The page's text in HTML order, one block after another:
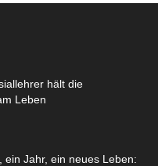
hält die
Leben
ein Jahr, ein neues Leben: